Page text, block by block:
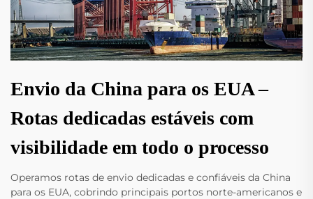
Envio da China para os EUA –
Rotas dedicadas estáveis com
visibilidade em todo o processo
Operamos rotas de envio dedicadas e confiáveis da China
para os EUA, cobrindo principais portos norte-americanos e